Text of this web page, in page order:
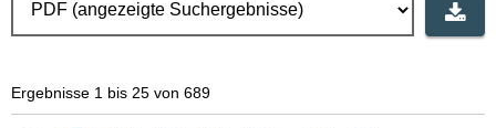
Ergebnisse 1 bis 25 von 689